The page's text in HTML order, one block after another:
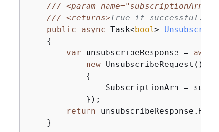
///
<param name="subscriptionArn">
///
<returns>True if successful.
public
async Task<bool>
{
var unsubscribeResponse = await
new UnsubscribeRequest()
{
SubscriptionArn =
            });
return
    }